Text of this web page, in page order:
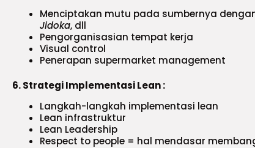
Menciptakan mutu pada sumbernya
Jidoka, dll
Pengorganisasian tempat kerja
Visual control
Penerapan supermarket management
6. Strategi Implementasi Lean :
Langkah-langkah implementasi lean
Lean infrastruktur
Lean Leadership
Respect to people = hal mendasar